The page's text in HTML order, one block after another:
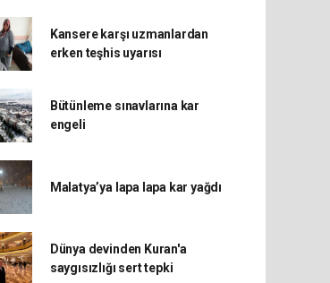
Kansere karşı uzmanlardan
erken teşhis uyarısı
Bütünleme sınavlarına kar
engeli
Malatya’ya lapa lapa kar yağdı
Dünya devinden Kuran'a
saygısızlığı sert tepki